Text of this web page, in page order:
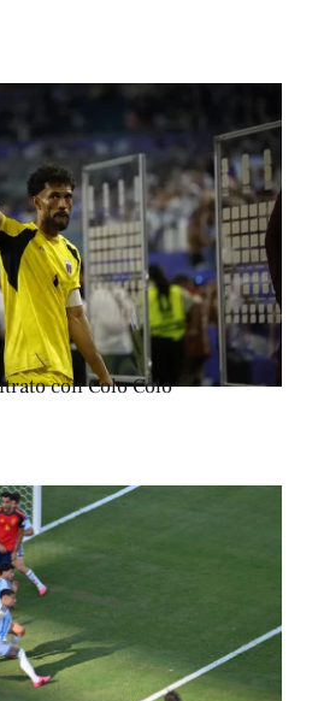
con Colo Colo